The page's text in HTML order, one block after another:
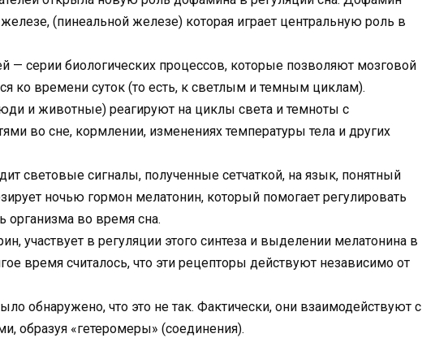
(пинеальной железе) которая играет центральную роль в
— серии биологических процессов, которые позволяют мозговой
ко времени суток (то есть, к светлым и темным циклам).
и животные) реагируют на циклы света и темноты с
во сне, кормлении, изменениях температуры тела и других
световые сигналы, полученные сетчаткой, на язык, понятный
ночью гормон мелатонин, который помогает регулировать
организма во время сна.
участвует в регуляции этого синтеза и выделении мелатонина в
время считалось, что эти рецепторы действуют независимо от
обнаружено, что это не так. Фактически, они взаимодействуют с
образуя «гетеромеры» (соединения).